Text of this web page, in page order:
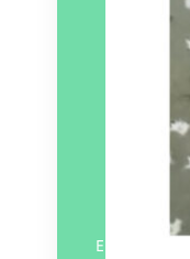
En savoir plus